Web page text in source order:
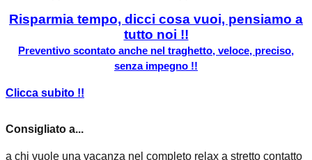
Risparmia tempo, dicci cosa vuoi, pensiamo a
tutto noi !!
Preventivo scontato anche nel traghetto, veloce, preciso,
senza impegno !!
Clicca subito !!
Consigliato a...
a chi vuole una vacanza nel completo relax a stretto contatto